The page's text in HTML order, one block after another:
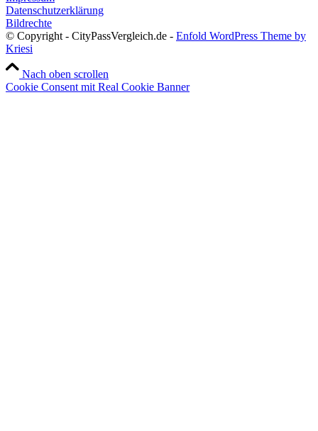
Datenschutzerklärung
Bildrechte
© Copyright - CityPassVergleich.de - Enfold WordPress Theme by
Kriesi
Nach oben scrollen
Cookie Consent mit Real Cookie Banner